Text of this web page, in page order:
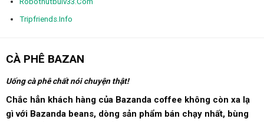
Tripfriends.Info
CÀ PHÊ BAZAN
Uống cà phê chất nói chuyện thật!
Chắc hẳn khách hàng của Bazanda coffee không còn xa lạ
gì với Bazanda beans, dòng sản phẩm bán chạy nhất, bùng